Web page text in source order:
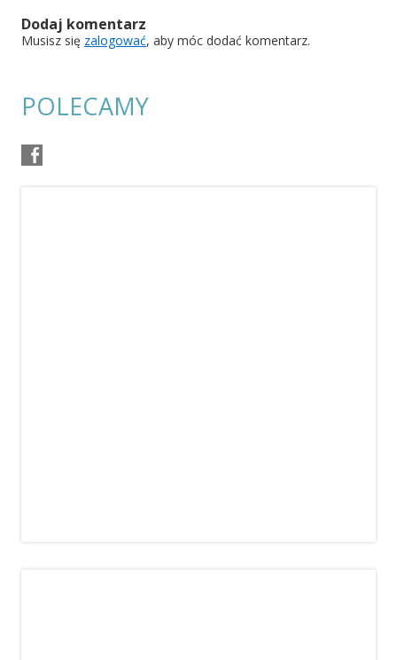
Dodaj komentarz
Musisz się zalogować, aby móc dodać komentarz.
POLECAMY